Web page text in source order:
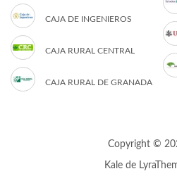
CAJA DE INGENIEROS
CAJA RURAL CENTRAL
CAJA RURAL DE GRANADA
Copyright ©
Kalede